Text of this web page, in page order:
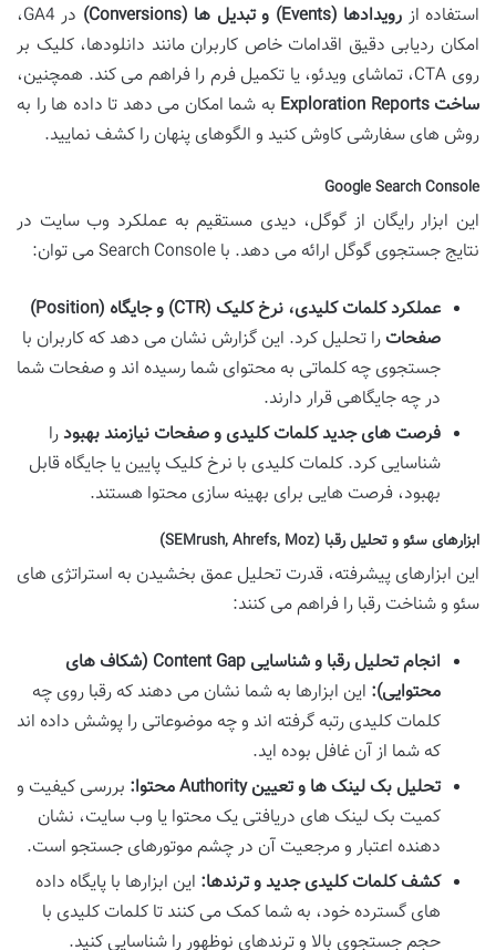
استفاده از رویدادها (Events) و تبدیل ها (Conversions)
در GA4،
امکان ردیابی دقیق اقدامات خاص کاربران مانند دانلودها، کلیک بر
روی CTA، تماشای ویدئو، یا تکمیل فرم را فراهم می کند. همچنین،
ساخت Exploration Reports
به شما امکان می دهد تا داده ها را به
روش های سفارشی کاوش کنید و الگوهای پنهان را کشف نمایید.
Google Search Console
این ابزار رایگان از گوگل، دیدی مستقیم به عملکرد وب سایت در
نتایج جستجوی گوگل ارائه می دهد. با Search Console می توان:
عملکرد کلمات کلیدی، نرخ کلیک (CTR) و جایگاه (Position)
صفحات را تحلیل کرد. این گزارش نشان می دهد که کاربران با
جستجوی چه کلماتی به محتوای شما رسیده اند و صفحات شما
در چه جایگاهی قرار دارند.
فرصت های جدید کلمات کلیدی و صفحات نیازمند بهبود را
شناسایی کرد. کلمات کلیدی با نرخ کلیک پایین یا جایگاه قابل
بهبود، فرصت هایی برای بهینه سازی محتوا هستند.
ابزارهای سئو و تحلیل رقبا (SEMrush, Ahrefs, Moz)
این ابزارهای پیشرفته، قدرت تحلیل عمق بخشیدن به استراتژی های
سئو و شناخت رقبا را فراهم می کنند:
انجام تحلیل رقبا و شناسایی Content Gap (شکاف های
محتوایی): این ابزارها به شما نشان می دهند که رقبا روی چه
کلمات کلیدی رتبه گرفته اند و چه موضوعاتی را پوشش داده اند
که شما از آن غافل بوده اید.
تحلیل بک لینک ها و تعیین Authority محتوا:
بررسی کیفیت و
کمیت بک لینک های دریافتی یک محتوا یا وب سایت، نشان
دهنده اعتبار و مرجعیت آن در چشم موتورهای جستجو است.
کشف کلمات کلیدی جدید و ترندها: این ابزارها با پایگاه داده
های گسترده خود، به شما کمک می کنند تا کلمات کلیدی با
حجم جستجوی بالا و ترندهای نوظهور را شناسایی کنید.